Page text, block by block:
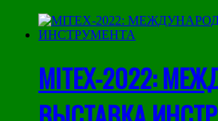
MITEX-2022: